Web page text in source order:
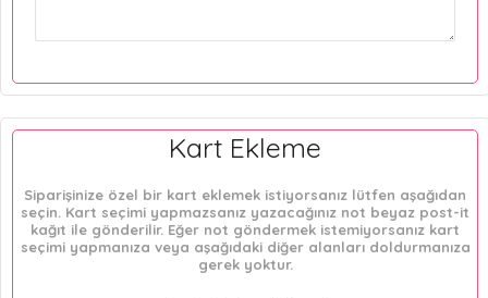
Kart Ekleme
Siparişinize özel bir kart eklemek istiyorsanız lütfen aşağıdan
seçin. Kart seçimi yapmazsanız yazacağınız not beyaz post-it
kağıt ile gönderilir. Eğer not göndermek istemiyorsanız kart
seçimi yapmanıza veya aşağıdaki diğer alanları doldurmanıza
gerek yoktur.